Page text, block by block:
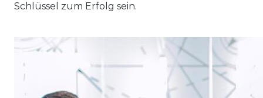
Schlüssel zum Erfolg sein.